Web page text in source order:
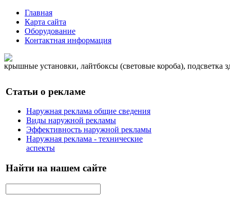
Главная
Карта сайта
Оборудование
Контактная информация
крышные установки, лайтбоксы (световые короба), подсветка
Статьи о рекламе
Наружная реклама общие сведения
Виды наружной рекламы
Эффективность наружной рекламы
Наружная реклама - технические
аспекты
Найти на нашем сайте